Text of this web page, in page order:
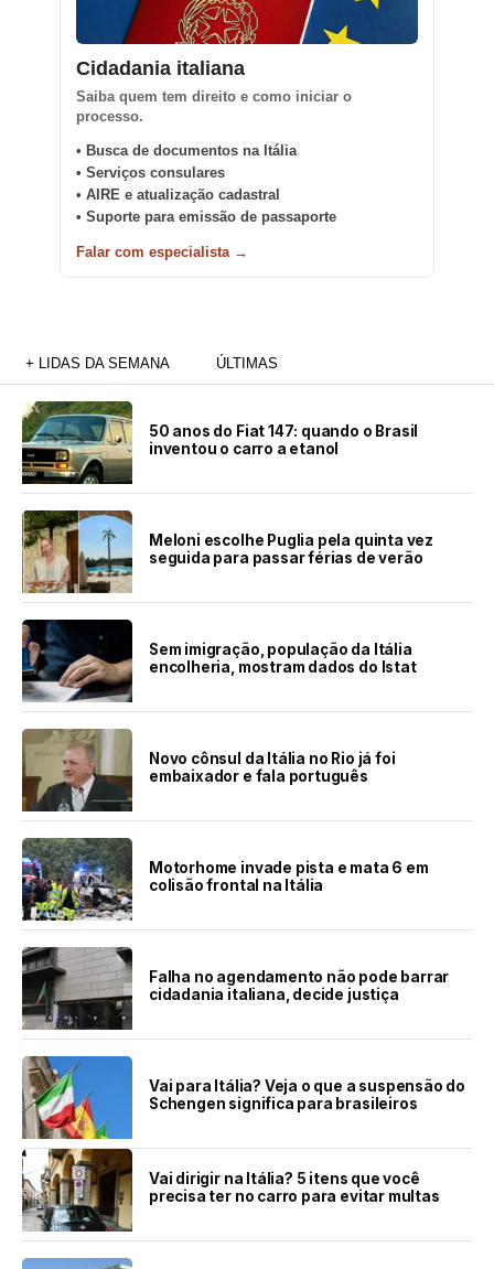
Cidadania italiana
Saiba quem tem direito e como iniciar o
processo.
• Busca de documentos na Itália
• Serviços consulares
• AIRE e atualização cadastral
• Suporte para emissão de passaporte
Falar com especialista →
+ LIDAS DA SEMANA ÚLTIMAS
50 anos do Fiat 147: quando o Brasil
inventou o carro a etanol
Meloni escolhe Puglia pela quinta vez
seguida para passar férias de verão
Sem imigração, população da Itália
encolheria, mostram dados do Istat
Novo cônsul da Itália no Rio já foi
embaixador e fala português
Motorhome invade pista e mata 6 em
colisão frontal na Itália
Falha no agendamento não pode barrar
cidadania italiana, decide justiça
Vai para Itália? Veja o que a suspensão do
Schengen significa para brasileiros
Vai dirigir na Itália? 5 itens que você
precisa ter no carro para evitar multas